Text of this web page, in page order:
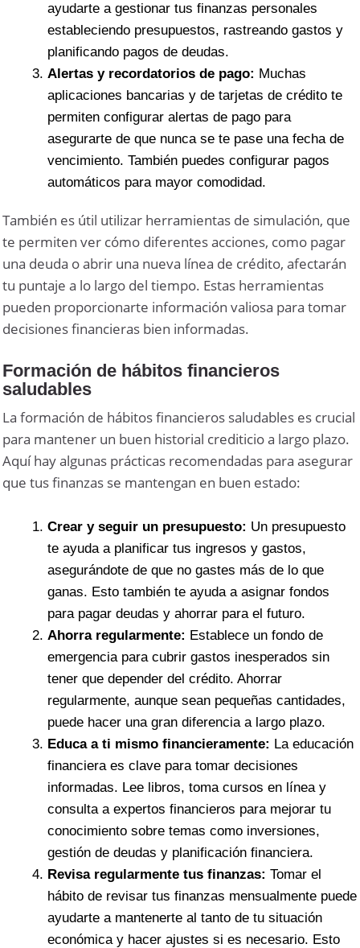
ayudarte a gestionar tus finanzas personales
estableciendo presupuestos, rastreando gastos y
planificando pagos de deudas.
Alertas y recordatorios de pago: Muchas
aplicaciones bancarias y de tarjetas de crédito te
permiten configurar alertas de pago para
asegurarte de que nunca se te pase una fecha de
vencimiento. También puedes configurar pagos
automáticos para mayor comodidad.
También es útil utilizar herramientas de simulación, que
te permiten ver cómo diferentes acciones, como pagar
una deuda o abrir una nueva línea de crédito, afectarán
tu puntaje a lo largo del tiempo. Estas herramientas
pueden proporcionarte información valiosa para tomar
decisiones financieras bien informadas.
Formación de hábitos financieros
saludables
La formación de hábitos financieros saludables es crucial
para mantener un buen historial crediticio a largo plazo.
Aquí hay algunas prácticas recomendadas para asegurar
que tus finanzas se mantengan en buen estado:
Crear y seguir un presupuesto: Un presupuesto
te ayuda a planificar tus ingresos y gastos,
asegurándote de que no gastes más de lo que
ganas. Esto también te ayuda a asignar fondos
para pagar deudas y ahorrar para el futuro.
Ahorra regularmente: Establece un fondo de
emergencia para cubrir gastos inesperados sin
tener que depender del crédito. Ahorrar
regularmente, aunque sean pequeñas cantidades,
puede hacer una gran diferencia a largo plazo.
Educa a ti mismo financieramente: La educación
financiera es clave para tomar decisiones
informadas. Lee libros, toma cursos en línea y
consulta a expertos financieros para mejorar tu
conocimiento sobre temas como inversiones,
gestión de deudas y planificación financiera.
Revisa regularmente tus finanzas: Tomar el
hábito de revisar tus finanzas mensualmente puede
ayudarte a mantenerte al tanto de tu situación
económica y hacer ajustes si es necesario. Esto